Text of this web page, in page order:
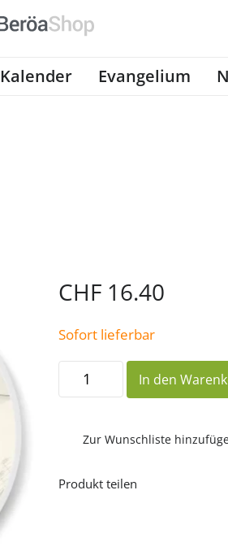
Kalender Evangelium
CHF 16.40
Sofort lieferbar
Christus
allein
(CD)
In den
Zur Wunschliste
Produkt teilen